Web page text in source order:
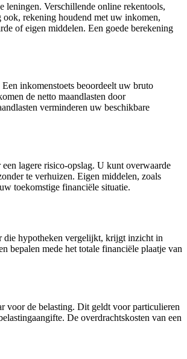
leningen. Verschillende online rekentools,
rekening houdend met uw inkomen,
of eigen middelen. Een goede berekening
inkomenstoets beoordeelt uw bruto
de netto maandlasten door
verminderen uw beschikbare
lagere risico-opslag. U kunt overwaarde
te verhuizen. Eigen middelen, zoals
toekomstige financiële situatie.
die hypotheken vergelijkt, krijgt inzicht in
bepalen mede het totale financiële plaatje van
voor de belasting. Dit geldt voor particulieren
De overdrachtskosten van een